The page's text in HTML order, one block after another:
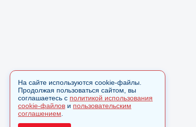
На сайте используются cookie-файлы.
Продолжая пользоваться сайтом, вы
соглашаетесь с политикой использования
cookie-файлов и пользовательским
соглашением